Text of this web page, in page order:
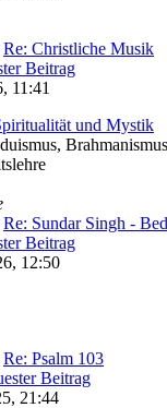
Re: Christliche Musik
Beitrag
11:41
und Mystik
Re: Sundar Singh -
Beitrag
12:50
Re: Psalm 103
Beitrag
21:44